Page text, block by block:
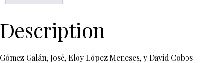
Description
Gómez Galán, José, Eloy López Meneses, y David Cobos